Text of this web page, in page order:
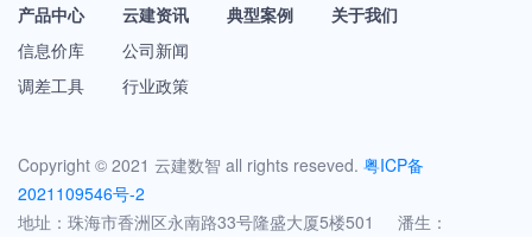
产品中心
信息价库
调差工具
云建资讯
公司新闻
行业政策
典型案例 关于我们
Copyright © 2021 云建数智 all rights reseved. 粤ICP备
2021109546号-2
地址：珠海市香洲区永南路33号隆盛大厦5楼501 潘生：